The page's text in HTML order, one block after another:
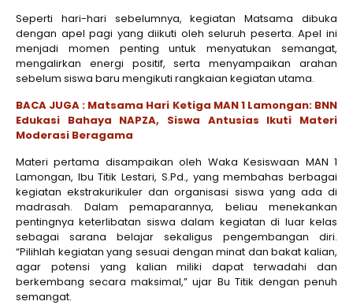
Seperti hari-hari sebelumnya, kegiatan Matsama dibuka
dengan apel pagi yang diikuti oleh seluruh peserta. Apel ini
menjadi momen penting untuk menyatukan semangat,
mengalirkan energi positif, serta menyampaikan arahan
sebelum siswa baru mengikuti rangkaian kegiatan utama.
BACA JUGA : Matsama Hari Ketiga MAN 1 Lamongan: BNN
Edukasi Bahaya NAPZA, Siswa Antusias Ikuti Materi
Moderasi Beragama
Materi pertama disampaikan oleh Waka Kesiswaan MAN 1
Lamongan, Ibu Titik Lestari, S.Pd., yang membahas berbagai
kegiatan ekstrakurikuler dan organisasi siswa yang ada di
madrasah. Dalam pemaparannya, beliau menekankan
pentingnya keterlibatan siswa dalam kegiatan di luar kelas
sebagai sarana belajar sekaligus pengembangan diri.
“Pilihlah kegiatan yang sesuai dengan minat dan bakat kalian,
agar potensi yang kalian miliki dapat terwadahi dan
berkembang secara maksimal,” ujar Bu Titik dengan penuh
semangat.